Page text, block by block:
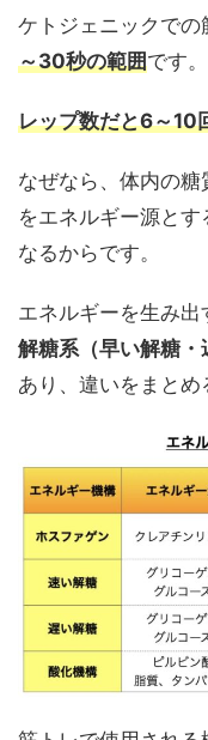
ケトジェニックでの
～30秒の範囲です。
レップ数だと6～10
なぜなら、体内の糖
をエネルギー源とす
なるからです。
エネルギーを生み出
解糖系（早い解糖・
あり、違いをまとめ